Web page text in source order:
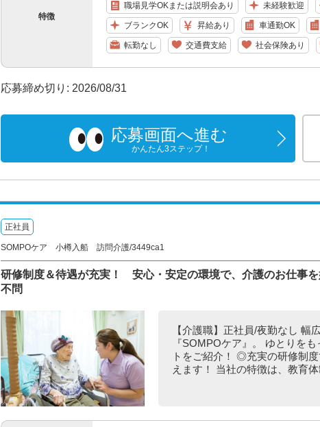
特徴
職場見学OKまたは説明会あり 未経験歓迎
ブランクOK 昇給あり 車通勤OK
転勤なし 交通費支給 社会保険あり
応募締め切り: 2026/08/31
応募画面へ進む
かんたん3ステップ！
正社員
SOMPOケア 小樽入船 訪問介護/3449ca1
研修制度＆待遇が充実！ 安心・安定の環境で、介護のお仕事
不問
【介護職】正社員/夜勤なし 幅
『SOMPOケア』。 ゆとりを
トをご紹介！ ◎充実の研修制
えます！ 当社の特徴は、教育